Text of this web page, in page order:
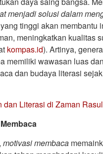
menjadi solusi dalam
tinggi akan
meningkatkan kualitas
kompas.id). Artinya,
memiliki wawasan luas
dan budaya literasi
dan Literasi di Zaman
motivasi membaca